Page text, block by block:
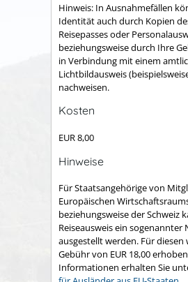
Hinweis: In Ausnahmefällen
Identität auch durch Kopien
Reisepasses oder
beziehungsweise durch Ihre
in Verbindung mit einem
Lichtbildausweis
nachweisen.
Kosten
EUR 8,00
Hinweise
Für Staatsangehörige von
Europäischen
beziehungsweise der Schweiz
Reiseausweis ein sogenannter
ausgestellt werden. Für diesen
Gebühr von EUR 18,00
Informationen erhalten Sie